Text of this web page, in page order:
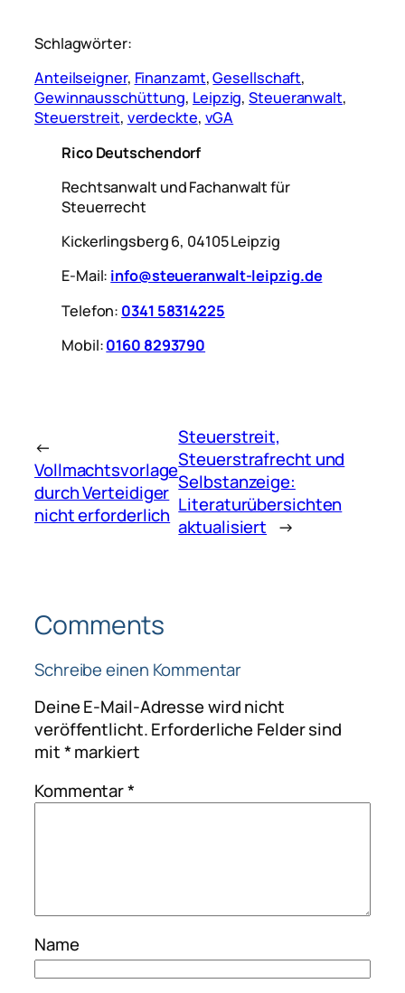
Schlagwörter:
Anteilseigner, Finanzamt, Gesellschaft
Gewinnausschüttung, Leipzig, Steueranwalt
Steuerstreit, verdeckte, vGA
Rico Deutschendorf
Rechtsanwalt und Fachanwalt für
Steuerrecht
Kickerlingsberg 6, 04105 Leipzig
E-Mail: info@steueranwalt-leipzig.de
Telefon: 0341 58314225
Mobil:0160 8293790
←
Vollmachtsvorlage
durch Verteidiger
nicht erforderlich
Steuerstreit,
Steuerstrafrecht und
Selbstanzeige:
Literaturübersichten
aktualisiert →
Comments
Schreibe einen Kommentar
Deine E-Mail-Adresse wird nicht
veröffentlicht.Erforderliche Felder sind
mit*markiert
Kommentar*
Name